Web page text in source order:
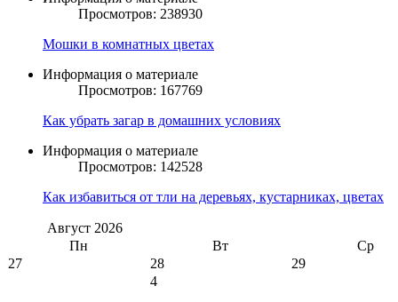
Просмотров: 238930
Мошки в комнатных цветах
Информация о материале
Просмотров: 167769
Как убрать загар в домашних условиях
Информация о материале
Просмотров: 142528
Как избавиться от тли на деревьях, кустарниках, цветах
Август 2026
Пн
Вт
Ср
27
28 29
4